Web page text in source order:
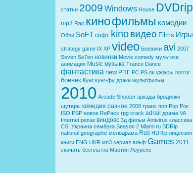
статьи 2009 Windows House DVDrip
mp3 Rap кинофильмы комедии
Обои SoFT софт kinoвидео Films Игры
strategy game IX XP video Боевики avi 2007
Seven Se7en новинки Movie comedy мультики
анимация Music музыка Trance Dance
фантастика new РПГ PC PS пк ужасы horror
боевик Кунг кунг-фу драки мультфильм
2010 Arcade Shooter аркады бродилки
шутеры комедия разное 2008 транс поп Pop Рок
ISO PSP новое RePack rpg crack adrail драма VA
Internet репак виндовс 3д фильм Antivirus классика
CSI Украина семёрка Season 2 Miami ru BDRip
national geographic мелодрама Rus HDRip лицензия
книги ENG UKR мп3 сериал альф Games 2011
скачать бесплатно Мартин Лоуренс